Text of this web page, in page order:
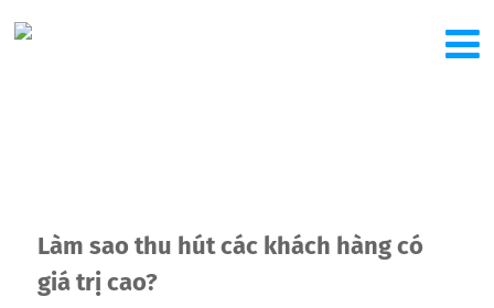
Làm sao thu hút các khách hàng có
giá trị cao?